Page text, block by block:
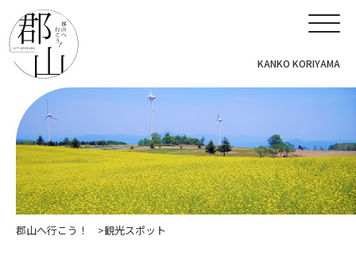
KANKO KORIYAMA
郡山へ行こう！ 観光スポット